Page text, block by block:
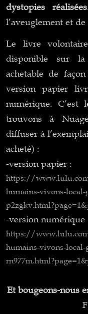
dystopies
l’aveuglement et
Le livre
disponible sur
achetable de
version papier
numérique. C’est
trouvons à
diffuser à
acheté) :
-version papier :
https://
humains-vivons-
p2zgkv.html?
-version numérique
https://
humains-vivons-
rn977m.html?
Et bougeons-nous